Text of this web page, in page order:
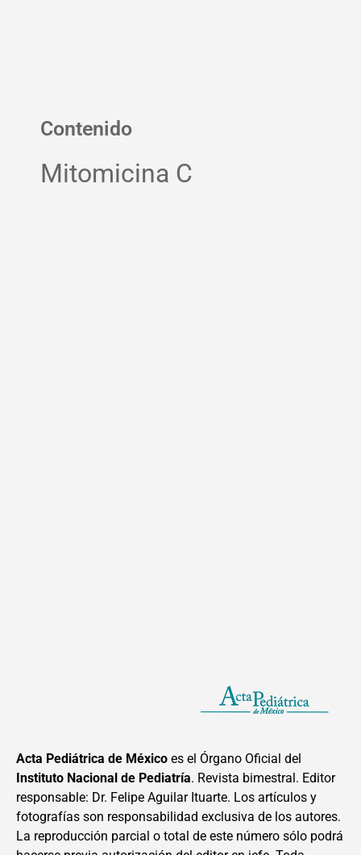
Contenido
Mitomicina C
Acta Pediátrica de México es el Órgano Oficial del
Instituto Nacional de Pediatría. Revista bimestral. Editor
responsable: Dr. Felipe Aguilar Ituarte. Los artículos y
fotografías son responsabilidad exclusiva de los autores.
La reproducción parcial o total de este número sólo podrá